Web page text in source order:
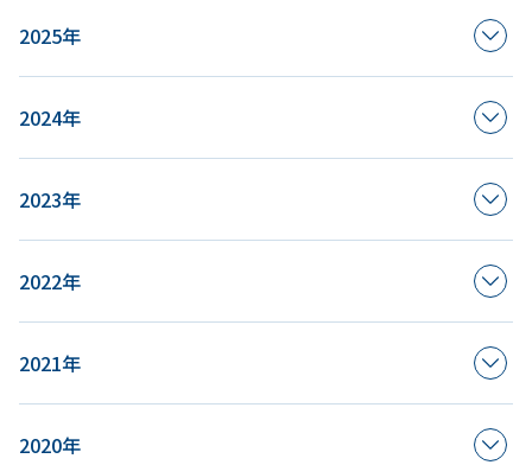
2025年
2024年
2023年
2022年
2021年
2020年